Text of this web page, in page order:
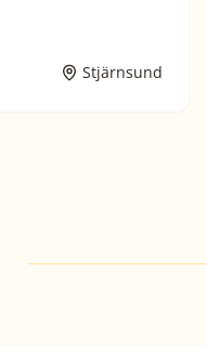
Stjärnsund